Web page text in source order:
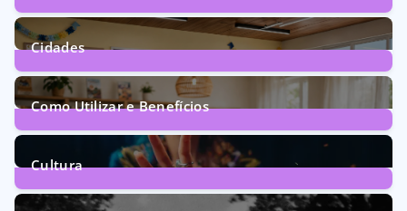
1Post
Cidades
71Posts
Como Utilizar e Benefícios
160Posts
Cultura
246Posts